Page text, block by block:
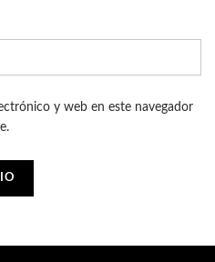
y web en este navegador